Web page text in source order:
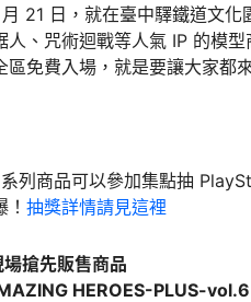
21 日，就在臺中驛鐵道文
人、咒術迴戰等人氣 IP 的模
免費入場，就是要讓大家都
列商品可以參加集點抽
抽獎詳情請見這裡
搶先販售商品
HEROES-PLUS-vol.6